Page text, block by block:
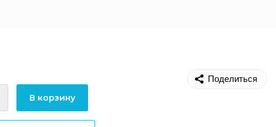
Поделиться
В корзину